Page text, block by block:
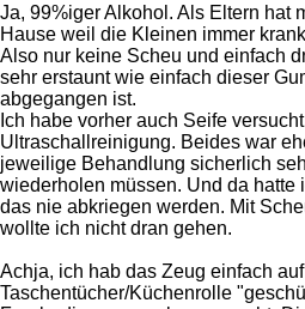
Ja, 99%iger Alkohol. Als Eltern hat
Hause weil die Kleinen immer
Also nur keine Scheu und einfach
sehr erstaunt wie einfach dieser
abgegangen ist.
Ich habe vorher auch Seife
Ultraschallreinigung. Beides war
jeweilige Behandlung sicherlich
wiederholen müssen. Und da hatte
das nie abkriegen werden. Mit
wollte ich nicht dran gehen.
Achja, ich hab das Zeug einfach auf
Taschentücher/Küchenrolle